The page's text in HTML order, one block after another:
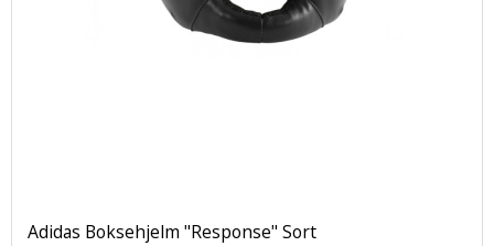
Adidas Boksehjelm "Response" Sort